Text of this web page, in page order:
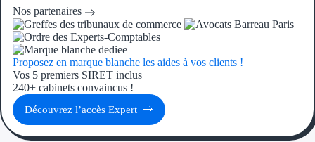
Aides Européennes
Recherche autonome
Nos partenaires
Proposez en marque blanche les aides à vos clients !
Vos 5 premiers SIRET inclus
240+ cabinets convaincus !
Découvrez l’accès Expert